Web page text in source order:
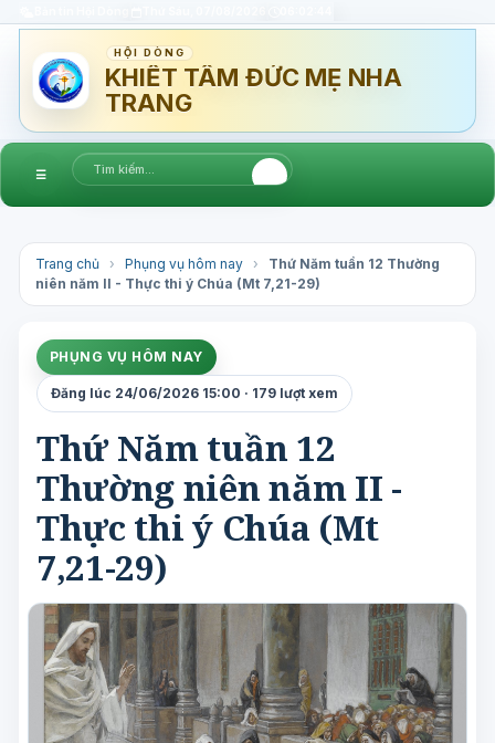
HỘI DÒNG
KHIẾT TÂM ĐỨC MẸ NHA
TRANG
☰
Trang chủ › Phụng vụ hôm nay ›
Thứ Năm tuần 12 Thường
niên năm II - Thực thi ý Chúa (Mt 7,21-29)
PHỤNG VỤ HÔM NAY
Đăng lúc 24/06/2026 15:00 · 179 lượt xem
Thứ Năm tuần 12
Thường niên năm II -
Thực thi ý Chúa (Mt
7,21-29)